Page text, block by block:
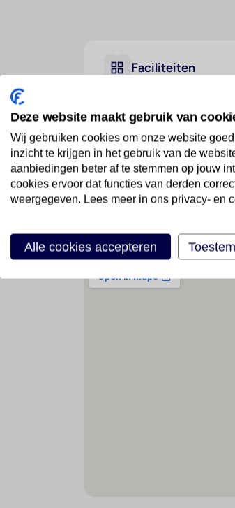
Faciliteiten
Geen faciliteiten
Locatie
Deze website maakt gebruik van
Wij gebruiken cookies om onze website
inzicht te krijgen in het gebruik van de
aanbiedingen beter af te stemmen op jouw
cookies ervoor dat functies van derden
weergegeven. Lees meer in ons privacy- en
Alle cookies accepteren